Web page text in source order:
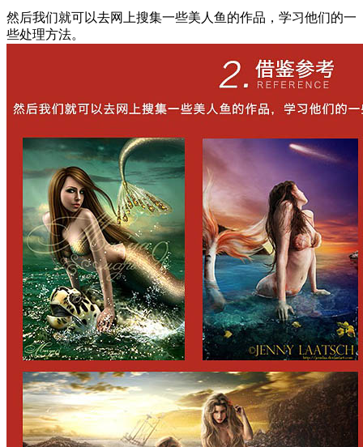
然后我们就可以去网上搜集一些美人鱼的作品，学习他们的一
些处理方法。